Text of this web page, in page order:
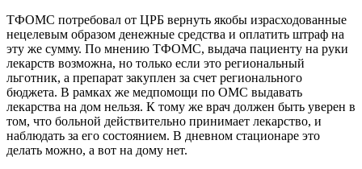
ТФОМС потребовал от ЦРБ вернуть якобы израсходованные
нецелевым образом денежные средства и оплатить штраф на
эту же сумму. По мнению ТФОМС, выдача пациенту на руки
лекарств возможна, но только если это региональный
льготник, а препарат закуплен за счет регионального
бюджета. В рамках же медпомощи по ОМС выдавать
лекарства на дом нельзя. К тому же врач должен быть уверен в
том, что больной действительно принимает лекарство, и
наблюдать за его состоянием. В дневном стационаре это
делать можно, а вот на дому нет.